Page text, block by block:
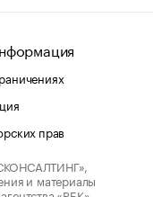
прав
и материалы